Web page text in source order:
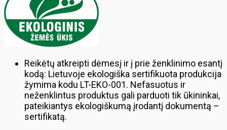
Reikėtų atkreipti dėmesį ir į prie ženklinimo esantį
kodą: Lietuvoje ekologiška sertifikuota produkcija
žymima kodu LT-EKO-001. Nefasuotus ir
neženklintus produktus gali parduoti tik ūkininkai,
pateikiantys ekologiškumą įrodantį dokumentą –
sertifikatą.